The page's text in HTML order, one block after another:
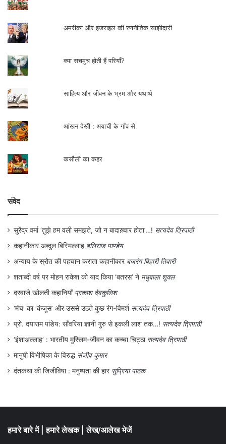
अमरीका और इजराइल की रणनीतिक साझीदारी
क्या सचमुच होती हैं परियाँ?
साहित्य और जीवन के भ्रम और यथार्थ
आंखन देखी : अयाची के गाँव से
कसौली का कहर
संवेद
सुरेंद्र वर्मा ‘तुझे हम वली समझते, जो न बादाख़्वार होता’…! सत्यदेव त्रिपाठी
कहानीकार अब्दुल बिस्मिल्लाह बलिराज पाण्डेय
अन्याय के स्रोत की पहचान कराता कहानीकार बजरंग बिहारी तिवारी
शताब्दी वर्ष पर मोहन राकेश को याद किया ‘बतरस’ ने मधुबाला शुक्ल
दरवाजे खोलती कहानियाँ प्रकाश देवकुलिश
‘मंच’ का ‘कंजूस’ और उससे उठते कुछ रंग-विमर्श सत्यदेव त्रिपाठी
प्रो. दयाराम पांडेय: साँवरिया ज्ञानी गुरु से इकली लाश तक…! सत्यदेव त्रिपाठी
‘इंशाअल्लाह’ : भारतीय मुस्लिम-जीवन का कच्चा चिट्ठा सत्यदेव त्रिपाठी
मानुषी विभीषिका के विरुद्ध संजीव कुमार
दंतकथा की जिजीविषा : मनुष्यता की हार सुप्रिया पाठक
हमारे बारे में हमारे लेखक लेख/आलेख भेजें